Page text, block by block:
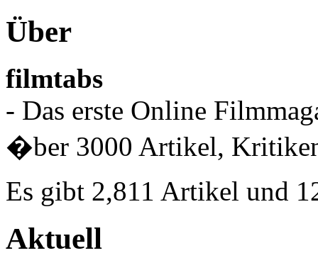
Über
filmtabs
- Das erste Online
�ber 3000 Artikel,
Es gibt 2,811 Artikel und
Aktuell